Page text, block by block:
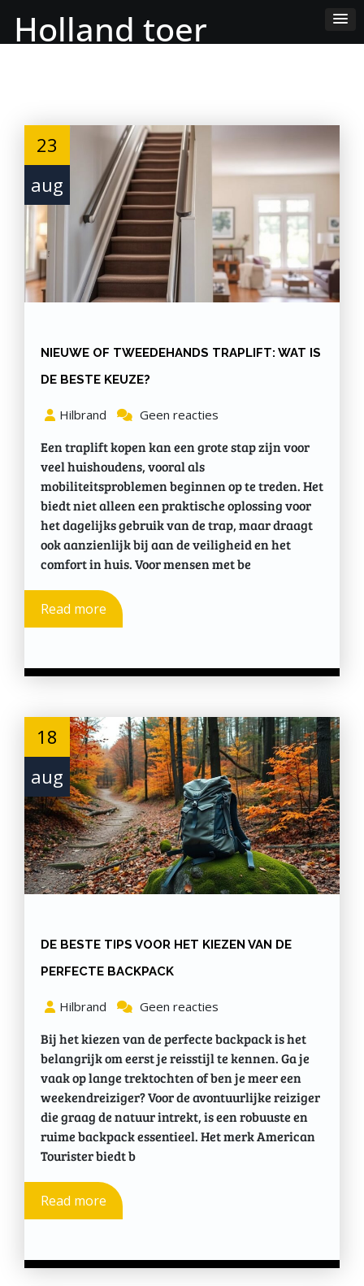
Content
Holland toer
23
aug
NIEUWE OF TWEEDEHANDS TRAPLIFT: WAT IS
DE BESTE KEUZE?
Hilbrand Geen reacties
Een traplift kopen kan een grote stap zijn voor
veel huishoudens, vooral als
mobiliteitsproblemen beginnen op te treden. Het
biedt niet alleen een praktische oplossing voor
het dagelijks gebruik van de trap, maar draagt
ook aanzienlijk bij aan de veiligheid en het
comfort in huis. Voor mensen met be
Read more
18
aug
DE BESTE TIPS VOOR HET KIEZEN VAN DE
PERFECTE BACKPACK
Hilbrand Geen reacties
Bij het kiezen van de perfecte backpack is het
belangrijk om eerst je reisstijl te kennen. Ga je
vaak op lange trektochten of ben je meer een
weekendreiziger? Voor de avontuurlijke reiziger
die graag de natuur intrekt, is een robuuste en
ruime backpack essentieel. Het merk American
Tourister biedt b
Read more